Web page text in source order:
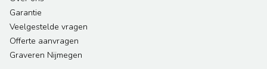
Garantie
Veelgestelde vragen
Offerte aanvragen
Graveren Nijmegen